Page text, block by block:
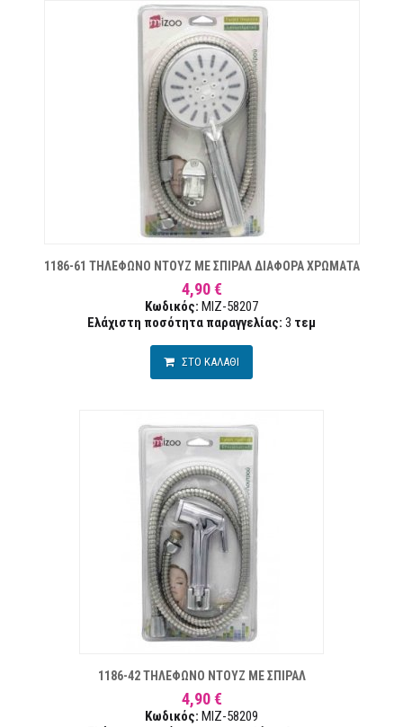
1186-61 ΤΗΛΕΦΩΝΟ ΝΤΟΥΖ ΜΕ ΣΠΙΡΑΛ ΔΙΑΦΟΡΑ ΧΡΩΜΑΤΑ
4,90 €
Κωδικός: MIZ-58207
Ελάχιστη ποσότητα παραγγελίας: 3 τεμ
ΣΤΟ ΚΑΛΑΘΙ
1186-42 ΤΗΛΕΦΩΝΟ ΝΤΟΥΖ ΜΕ ΣΠΙΡΑΛ
4,90 €
Κωδικός: MIZ-58209